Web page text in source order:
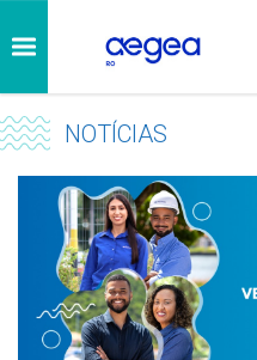
NOTÍCIAS